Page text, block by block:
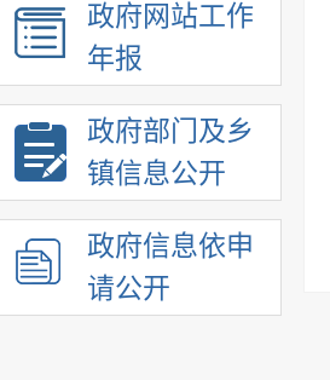
政府网站工作
年报
政府部门及乡
镇信息公开
政府信息依申
请公开